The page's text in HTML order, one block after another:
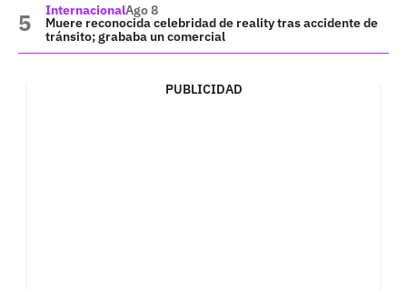
InternacionalAgo 8
Muere reconocida celebridad de reality tras accidente de
tránsito; grababa un comercial
PUBLICIDAD